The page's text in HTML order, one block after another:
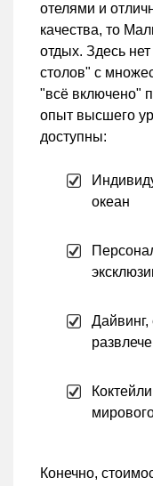
отелями и
качества, то
отдых. Здесь
столов" с
"всё включено"
опыт высшего
доступны:
океан
Дайвинг,
Конечно,